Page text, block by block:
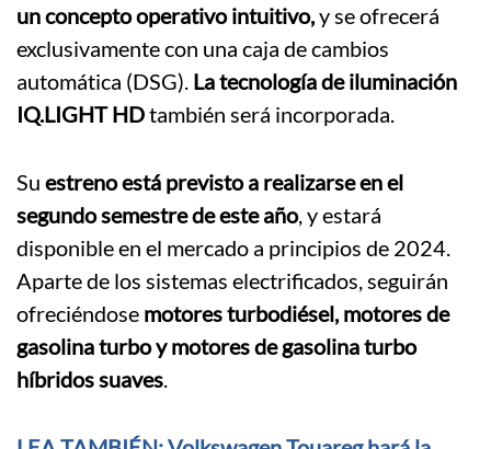
un concepto operativo intuitivo,y se ofrecerá
exclusivamente con una caja de cambios
automática (DSG). La tecnología de iluminación
IQ.LIGHT HDtambién será incorporada.
Su estreno está previsto a realizarse en el
segundo semestre de este año, y estará
disponible en el mercado a principios de 2024.
Aparte de los sistemas electrificados, seguirán
ofreciéndose motores turbodiésel, motores de
gasolina turbo y motores de gasolina turbo
híbridos suaves